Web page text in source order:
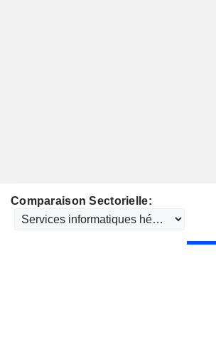
Comparaison Sectorielle: